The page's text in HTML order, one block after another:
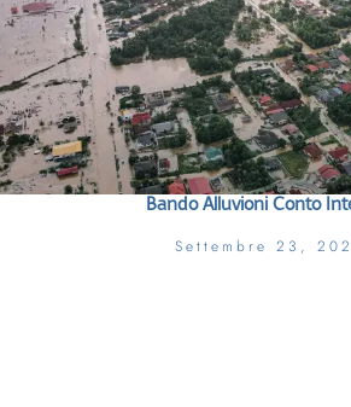
Bando Alluvioni Conto
Settembre 23,